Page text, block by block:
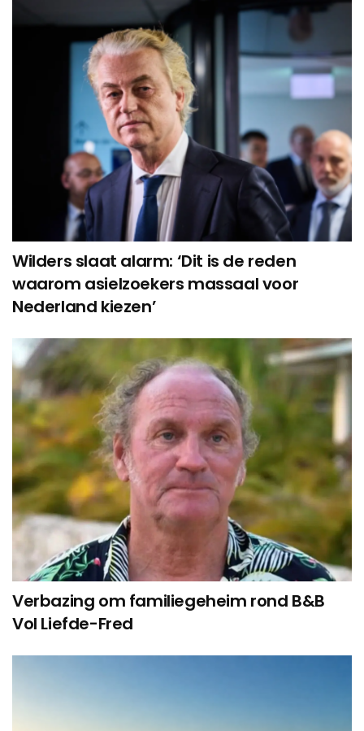
Wilders slaat alarm: ‘Dit is de reden
waarom asielzoekers massaal voor
Nederland kiezen’
Verbazing om familiegeheim rond B&B
Vol Liefde-Fred